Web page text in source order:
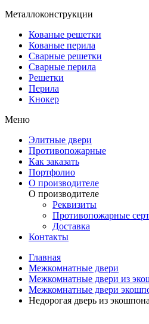
Металлоконструкции
Кованые решетки
Кованые перила
Сварные решетки
Сварные перила
Решетки
Перила
Кнокер
Меню
Элитные двери
Противопожарные
Как заказать
Портфолио
О производителе
О производителе
Реквизиты
Противопожарные
Доставка
Контакты
Главная
Межкомнатные двери
Межкомнатные двери из
Межкомнатные двери
Недорогая дверь из